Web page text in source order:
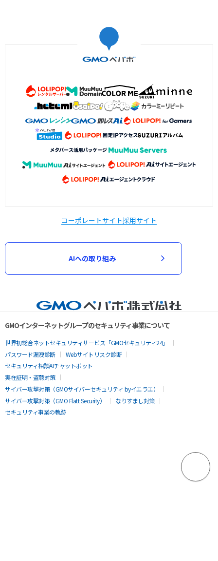
コーポレートサイト採用サイト
AIへの取り組み
GMOインターネットグループのセキュリティ事業について
世界初総合ネットセキュリティサービス「GMOセキュリティ24」
パスワード漏洩診断
Webサイトリスク診断
セキュリティ相談AIチャットボット
実在証明・盗聴対策
サイバー攻撃対策（GMOサイバーセキュリティ byイエラエ）
サイバー攻撃対策（GMO Flatt Security）
なりすまし対策
セキュリティ事業の軌跡